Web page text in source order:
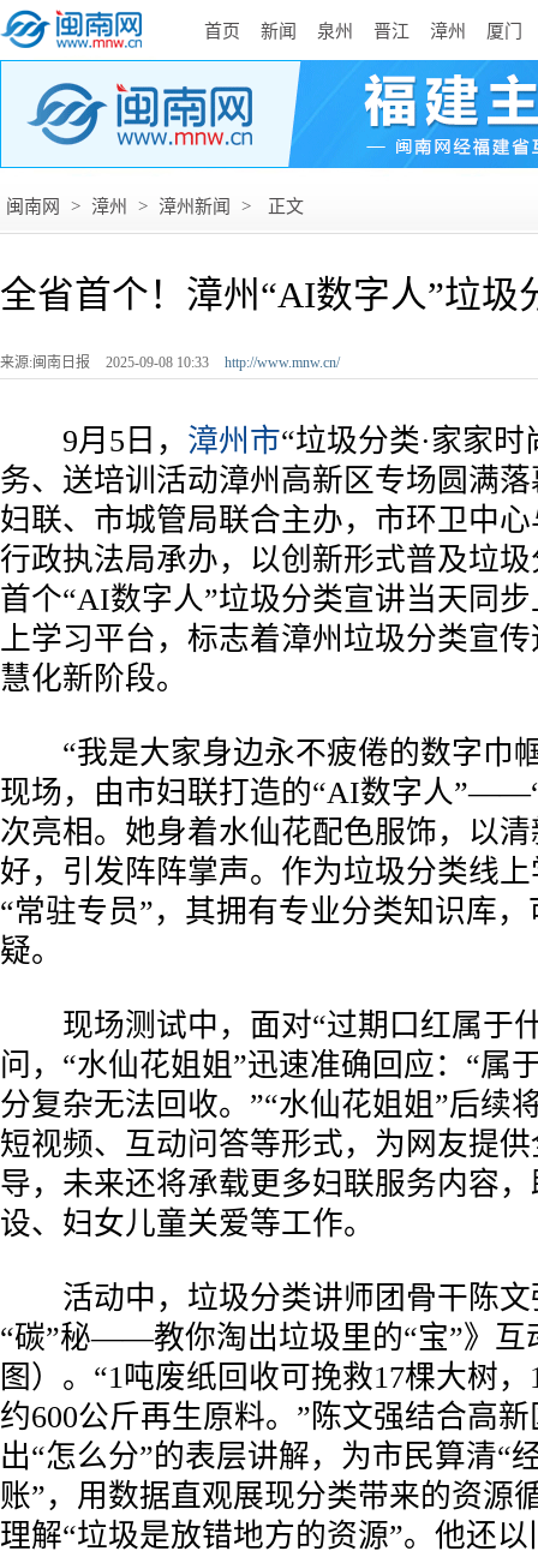
首页 新闻 泉州 晋江 漳州 厦门
闽南网 > 漳州 > 漳州新闻 > 正文
全省首个！漳州“AI数字人”垃圾
来源:闽南日报 2025-09-08 10:33 http://www.mnw.cn/
9月5日， 漳州市“垃圾分类·家家
务、送培训活动漳州高新区专场圆满
妇联、市城管局联合主办，市环卫中
行政执法局承办，以创新形式普及垃
首个“AI数字人”垃圾分类宣讲当天同
上学习平台，标志着漳州垃圾分类宣
慧化新阶段。
“我是大家身边永不疲倦的数字巾
现场，由市妇联打造的“AI数字人
次亮相。她身着水仙花配色服饰，以
好，引发阵阵掌声。作为垃圾分类线
“常驻专员”，其拥有专业分类知识库
疑。
现场测试中，面对“过期口红属于
问，“水仙花姐姐”迅速准确回应：“属
分复杂无法回收。”“水仙花姐姐”后续
短视频、互动问答等形式，为网友提
导，未来还将承载更多妇联服务内容
设、妇女儿童关爱等工作。
活动中，垃圾分类讲师团骨干陈文
“碳”秘——教你淘出垃圾里的“宝”》互
图）。“1吨废纸回收可挽救17棵大树
约600公斤再生原料。”陈文强结合高
出“怎么分”的表层讲解，为市民算清“
账”，用数据直观展现分类带来的资源
理解“垃圾是放错地方的资源”。他还